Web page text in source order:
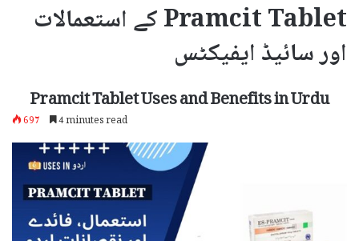
Pramcit Tablet کے استعمالات
اور سائیڈ ایفیکٹس
Pramcit Tablet Uses and Benefits in Urdu
697 4 minutes read